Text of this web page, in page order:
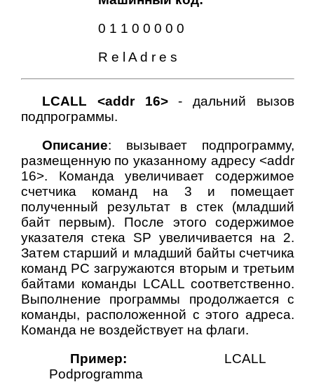
0 1 1 0 0 0 0 0
R e l A d r e s
LCALL <addr 16>- дальний вызов
подпрограммы.
Описание: вызывает подпрограмму,
размещенную по указанному адресу <addr
16>. Команда увеличивает содержимое
счетчика команд на 3 и помещает
полученный результат в стек (младший
байт первым). После этого содержимое
указателя стека SP увеличивается на 2.
Затем старший и младший байты счетчика
команд PC загружаются вторым и третьим
байтами команды LCALL соответственно.
Выполнение программы продолжается с
команды, расположенной с этого адреса.
Команда не воздействует на флаги.
Пример: LCALL
Podprogramma